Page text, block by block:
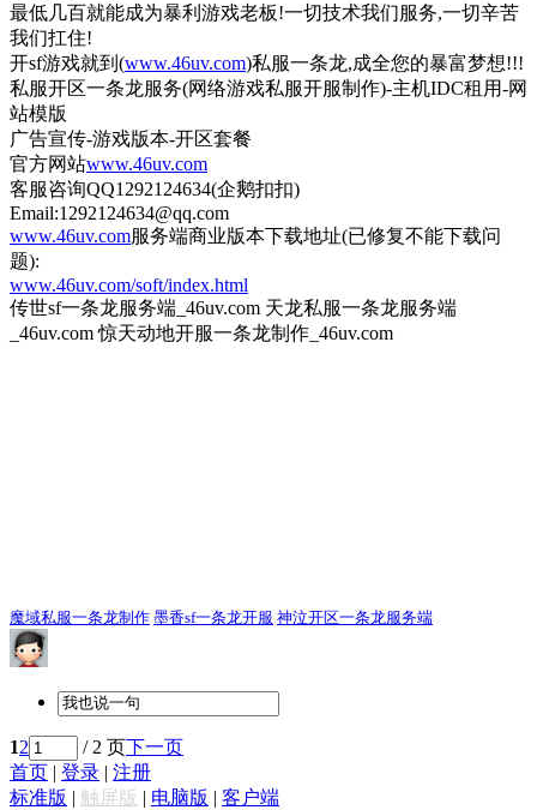
最低几百就能成为暴利游戏老板!一切技术我们服务,一切辛苦
我们扛住!
开sf游戏就到(www.46uv.com)私服一条龙,成全您的暴富梦想!!!
私服开区一条龙服务(网络游戏私服开服制作)-主机IDC租用-网
站模版
广告宣传-游戏版本-开区套餐
官方网站www.46uv.com
客服咨询QQ1292124634(企鹅扣扣)
Email:1292124634@qq.com
www.46uv.com服务端商业版本下载地址(已修复不能下载问
题):
www.46uv.com/soft/index.html
传世sf一条龙服务端_46uv.com 天龙私服一条龙服务端
_46uv.com 惊天动地开服一条龙制作_46uv.com
魔域私服一条龙制作 墨香sf一条龙开服 神泣开区一条龙服务端
12 / 2 页下一页
首页 | 登录 | 注册
标准版 | 触屏版 | 电脑版 | 客户端